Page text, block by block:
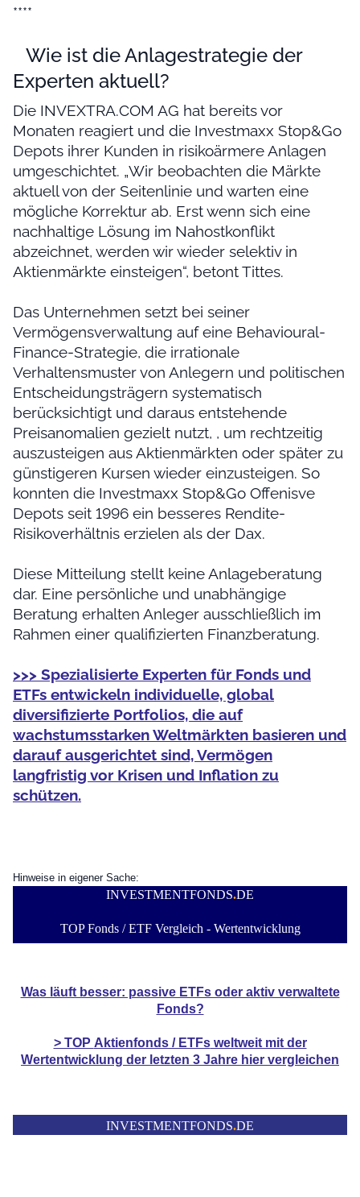
****
Wie ist die Anlagestrategie der
Experten aktuell?
Die INVEXTRA.COM AG hat bereits vor
Monaten reagiert und die Investmaxx Stop&Go
Depots ihrer Kunden in risikoärmere Anlagen
umgeschichtet. „Wir beobachten die Märkte
aktuell von der Seitenlinie und warten eine
mögliche Korrektur ab. Erst wenn sich eine
nachhaltige Lösung im Nahostkonflikt
abzeichnet, werden wir wieder selektiv in
Aktienmärkte einsteigen“, betont Tittes.
Das Unternehmen setzt bei seiner
Vermögensverwaltung auf eine Behavioural-
Finance-Strategie, die irrationale
Verhaltensmuster von Anlegern und politischen
Entscheidungsträgern systematisch
berücksichtigt und daraus entstehende
Preisanomalien gezielt nutzt, , um rechtzeitig
auszusteigen aus Aktienmärkten oder später zu
günstigeren Kursen wieder einzusteigen. So
konnten die Investmaxx Stop&Go Offenisve
Depots seit 1996 ein besseres Rendite-
Risikoverhältnis erzielen als der Dax.
Diese Mitteilung stellt keine Anlageberatung
dar. Eine persönliche und unabhängige
Beratung erhalten Anleger ausschließlich im
Rahmen einer qualifizierten Finanzberatung.
>>> Spezialisierte Experten für Fonds und
ETFs entwickeln individuelle, global
diversifizierte Portfolios, die auf
wachstumsstarken Weltmärkten basieren und
darauf ausgerichtet sind, Vermögen
langfristig vor Krisen und Inflation zu
schützen.
Hinweise in eigener Sache:
INVESTMENTFONDS.DE
TOP Fonds / ETF Vergleich - Wertentwicklung
Was läuft besser: passive ETFs oder aktiv verwaltete
Fonds?
> TOP Aktienfonds / ETFsweltweit mit der
Wertentwicklung der letzten 3 Jahre hier vergleichen
INVESTMENTFONDS.DE